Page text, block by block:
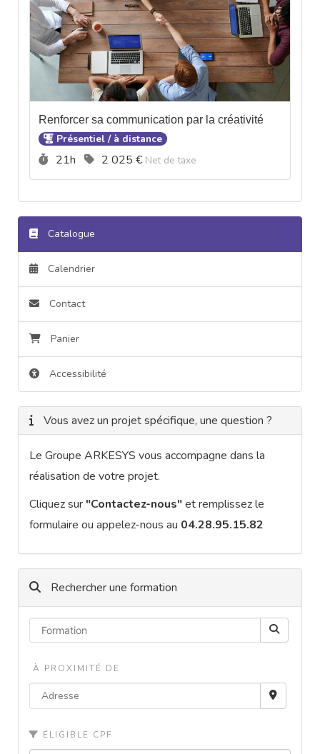
Renforcer sa communication par la créativité
Présentiel / à distance
Durée :
21h Prix :
2 025 € Net de taxe
Catalogue
Calendrier
Contact
Panier
Accessibilité
Vous avez un projet spécifique, une question ?
Le Groupe ARKESYS vous accompagne dans la
réalisation de votre projet.
Cliquez sur "Contactez-nous"et remplissez le
formulaire ou appelez-nous au 04.28.95.15.82
Rechercher une formation
À PROXIMITÉ DE
ÉLIGIBLE CPF